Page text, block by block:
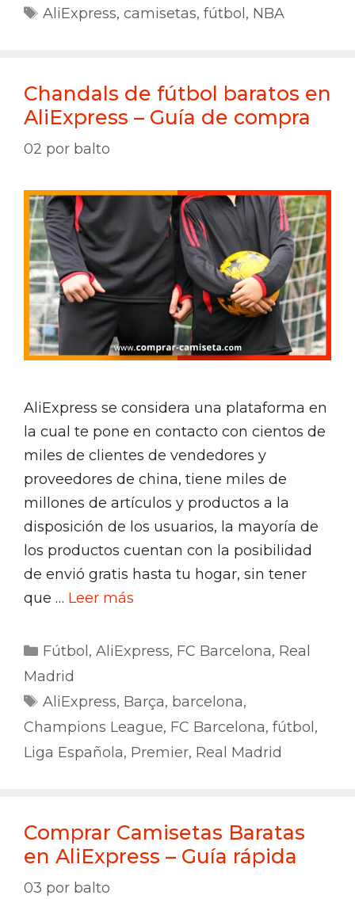
Etiquetas
AliExpress, camisetas, fútbol , NBA
Chandals de fútbol baratos en
AliExpress – Guía de compra
02 por balto
AliExpress se considera una plataforma en
la cual te pone en contacto con cientos de
miles de clientes de vendedores y
proveedores de china, tiene miles de
millones de artículos y productos a la
disposición de los usuarios, la mayoría de
los productos cuentan con la posibilidad
de envió gratis hasta tu hogar, sin tener
que … Leer más
Categorías
Fútbol, AliExpress, FC Barcelona, Real
Madrid
Etiquetas
AliExpress, Barça, barcelona,
Champions League, FC Barcelona, fútbol,
Liga Española, Premier, Real Madrid
Comprar Camisetas Baratas
en AliExpress – Guía rápida
03 por balto